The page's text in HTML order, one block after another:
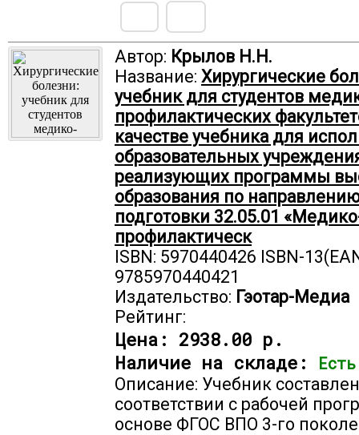
Автор: Крылов Н.Н.
Название: Хирургические
учебник для студентов
профилактических
качестве учебника для
образовательных
реализующих программы
образования по
подготовки 32.05.01
профилактическ
ISBN: 5970440426 ISBN-
9785970440421
Издательство: Гэотар-Медиа
Рейтинг:
Цена: 2938.00 р.
Наличие на складе:
Описание: Учебник
соответствии с рабочей
основе ФГОС ВПО 3-го